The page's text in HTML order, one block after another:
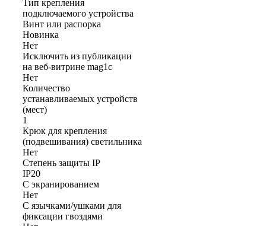
Тип крепления
подключаемого устройства
Винт или распорка
Новинка
Нет
Исключить из публикации
на веб-витрине mag1c
Нет
Количество
устанавливаемых устройств
(мест)
1
Крюк для крепления
(подвешивания) светильника
Нет
Степень защиты IP
IP20
С экранированием
Нет
С язычками/ушками для
фиксации гвоздями